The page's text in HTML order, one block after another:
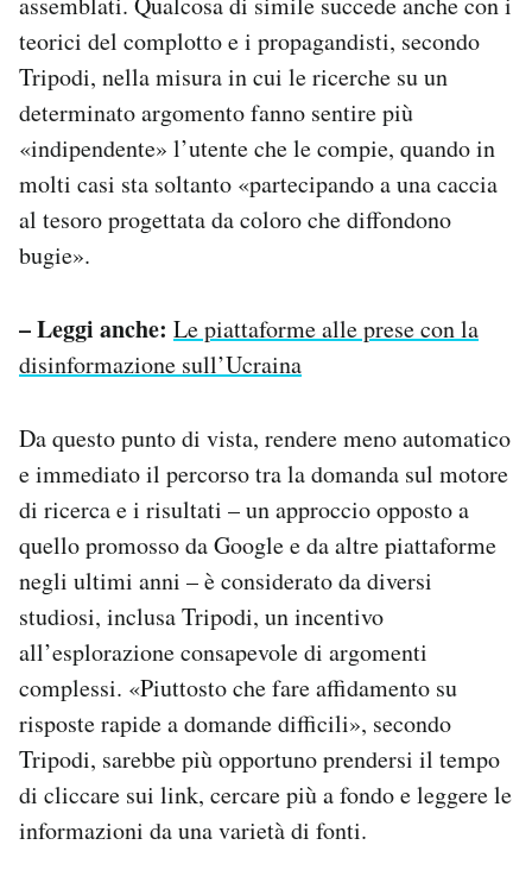
teorici del complotto e i propagandisti, secondo
Tripodi, nella misura in cui le ricerche su un
determinato argomento fanno sentire più
«indipendente» l’utente che le compie, quando in
molti casi sta soltanto «partecipando a una caccia
al tesoro progettata da coloro che diffondono
bugie».
– Leggi anche: Le piattaforme alle prese con la
disinformazione sull’Ucraina
Da questo punto di vista, rendere meno automatico
e immediato il percorso tra la domanda sul motore
di ricerca e i risultati – un approccio opposto a
quello promosso da Google e da altre piattaforme
negli ultimi anni – è considerato da diversi
studiosi, inclusa Tripodi, un incentivo
all’esplorazione consapevole di argomenti
complessi. «Piuttosto che fare affidamento su
risposte rapide a domande difficili», secondo
Tripodi, sarebbe più opportuno prendersi il tempo
di cliccare sui link, cercare più a fondo e leggere le
informazioni da una varietà di fonti.